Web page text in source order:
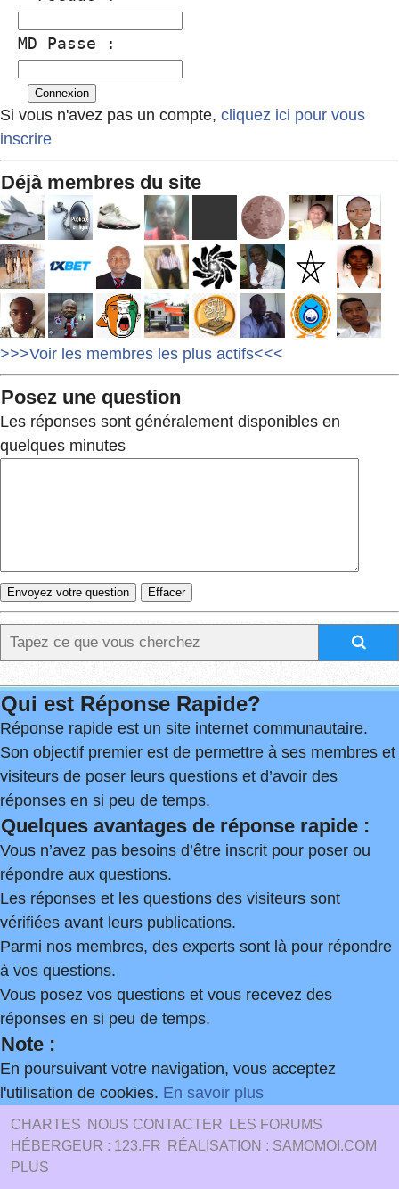
MD Passe :
Si vous n'avez pas un compte, cliquez ici pour vous
inscrire
Déjà membres du site
>>>Voir les membres les plus actifs<<<
Posez une question
Les réponses sont généralement disponibles en
quelques minutes
Qui est Réponse Rapide?
Réponse rapide est un site internet communautaire.
Son objectif premier est de permettre à ses membres et
visiteurs de poser leurs questions et d’avoir des
réponses en si peu de temps.
Quelques avantages de réponse rapide :
Vous n’avez pas besoins d’être inscrit pour poser ou
répondre aux questions.
Les réponses et les questions des visiteurs sont
vérifiées avant leurs publications.
Parmi nos membres, des experts sont là pour répondre
à vos questions.
Vous posez vos questions et vous recevez des
réponses en si peu de temps.
Note :
En poursuivant votre navigation, vous acceptez
l'utilisation de cookies. En savoir plus
CHARTES NOUS CONTACTER
LES FORUMS
HÉBERGEUR : 123.FR
RÉALISATION : SAMOMOI.COM
PLUS